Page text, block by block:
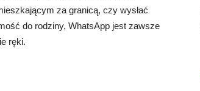
za granicą, czy wysłać
do rodziny, WhatsApp jest zawsze
ręki.